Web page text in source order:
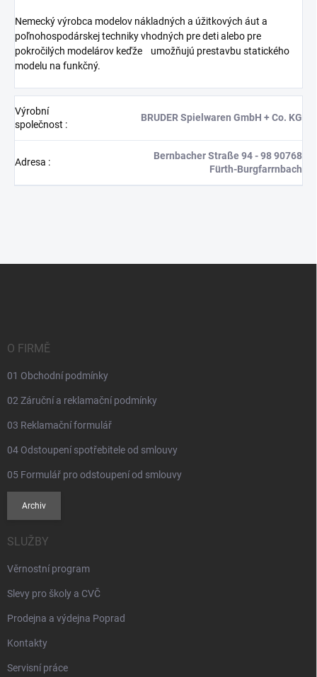
Nemecký výrobca modelov nákladných a úžitkových áut a
poľnohospodárskej techniky vhodných pre deti alebo pre
pokročilých modelárov keďže umožňujú prestavbu statického
modelu na funkčný.
Výrobní
společnost :
BRUDER Spielwaren GmbH + Co. KG
Adresa :
Bernbacher Straße 94 - 98 90768
Fürth‑Burgfarrnbach
O FIRMĚ
01 Obchodní podmínky
02 Záruční a reklamační podmínky
03 Reklamační formulář
04 Odstoupení spotřebitele od smlouvy
05 Formulář pro odstoupení od smlouvy
Archiv
SLUŽBY
Věrnostní program
Slevy pro školy a CVČ
Prodejna a výdejna Poprad
Kontakty
Servisní práce